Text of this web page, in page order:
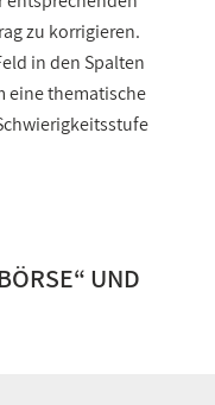
zu korrigieren.
in den Spalten
eine thematische
“ UND